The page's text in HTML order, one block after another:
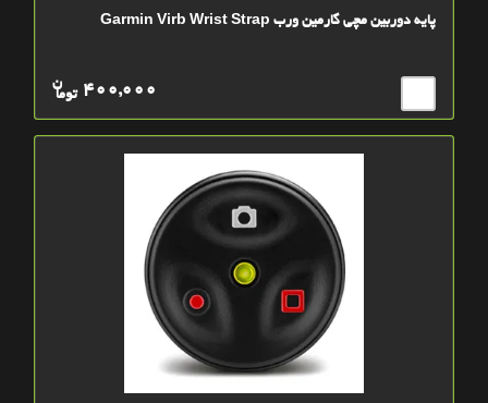
پایه دوربین مچی گارمین ورب Garmin Virb Wrist Strap
توما
ن 400,000